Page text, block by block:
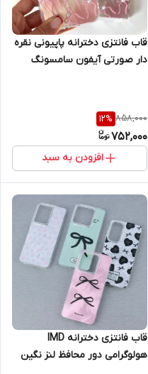
قاب فانتزی دخترانه پاپیونی نقره
دار صورتی آیفون سامسونگ
Samsung A25 Samsung A17
Samsung A16 Samsung A34
Samsung A32 (4G) Samsung
A26 Samsung A53 Samsung
A52 / A52s Samsung A36
Samsung A35 Samsung A73
Samsung A54 Samsung S23
Ultra Samsung S23 FE
Samsung S21 FE Samsung
Samsung S24 Ultra Samsung
S24 FE Xiaomi Note 11 Pro /
Note 12 Pro (4G) Xiaomi Note
858,000
12%
752,000
افزودن به سبد
قاب فانتزی دخترانه IMD
هولوگرامی دور محافظ لنز نگین